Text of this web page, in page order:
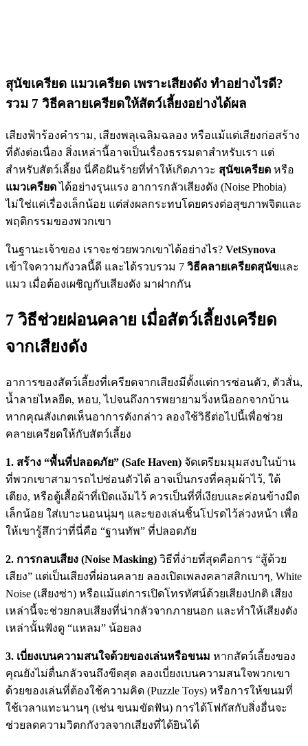
สุนัขเครียด แมวเครียด เพราะเสียงดัง ทำอย่างไรดี?
รวม 7 วิธีคลายเครียดให้สัตว์เลี้ยงอย่างได้ผล
เสียงฟ้าร้องคำราม, เสียงพลุเฉลิมฉลอง หรือแม้แต่เสียงก่อสร้าง
ที่ดังต่อเนื่อง สิ่งเหล่านี้อาจเป็นเรื่องธรรมดาสำหรับเรา แต่
สำหรับสัตว์เลี้ยง นี่คือฝันร้ายที่ทำให้เกิดภาวะ สุนัขเครียด หรือ
แมวเครียดได้อย่างรุนแรง อาการกลัวเสียงดัง (Noise Phobia)
ไม่ใช่แค่เรื่องเล็กน้อย แต่ส่งผลกระทบโดยตรงต่อสุขภาพจิตและ
พฤติกรรมของพวกเขา
ในฐานะเจ้าของ เราจะช่วยพวกเขาได้อย่างไร? VetSynova
เข้าใจความกังวลนี้ดี และได้รวบรวม 7 วิธีคลายเครียดสุนัขและ
แมว เมื่อต้องเผชิญกับเสียงดัง มาฝากกัน
7 วิธีช่วยผ่อนคลาย เมื่อสัตว์เลี้ยงเครียด
จากเสียงดัง
อาการของสัตว์เลี้ยงที่เครียดจากเสียงมีตั้งแต่การซ่อนตัว, ตัวสั่น,
น้ำลายไหลยืด, หอบ, ไปจนถึงการพยายามวิ่งหนีออกจากบ้าน
หากคุณสังเกตเห็นอาการดังกล่าว ลองใช้วิธีต่อไปนี้เพื่อช่วย
คลายเครียดให้กับสัตว์เลี้ยง
1. สร้าง “พื้นที่ปลอดภัย” (Safe Haven) จัดเตรียมมุมสงบในบ้าน
ที่พวกเขาสามารถไปซ่อนตัวได้ อาจเป็นกรงที่คลุมผ้าไว้, ใต้
เตียง, หรือตู้เสื้อผ้าที่เปิดแง้มไว้ ควรเป็นที่ที่เงียบและค่อนข้างมืด
เล็กน้อย ใส่เบาะนอนนุ่มๆ และของเล่นชิ้นโปรดไว้ล่วงหน้า เพื่อ
ให้เขารู้สึกว่าที่นี่คือ “ฐานทัพ” ที่ปลอดภัย
2. การกลบเสียง (Noise Masking) วิธีที่ง่ายที่สุดคือการ “สู้ด้วย
เสียง” แต่เป็นเสียงที่ผ่อนคลาย ลองเปิดเพลงคลาสสิกเบาๆ, White
Noise (เสียงซ่า) หรือแม้แต่การเปิดโทรทัศน์ด้วยเสียงปกติ เสียง
เหล่านี้จะช่วยกลบเสียงที่น่ากลัวจากภายนอก และทำให้เสียงดัง
เหล่านั้นฟังดู “แหลม” น้อยลง
3. เบี่ยงเบนความสนใจด้วยของเล่นหรือขนม หากสัตว์เลี้ยงของ
คุณยังไม่ตื่นกลัวจนถึงขีดสุด ลองเบี่ยงเบนความสนใจพวกเขา
ด้วยของเล่นที่ต้องใช้ความคิด (Puzzle Toys) หรือการให้ขนมที่
ใช้เวลาแทะนานๆ (เช่น ขนมขัดฟัน) การได้โฟกัสกับสิ่งอื่นจะ
ช่วยลดความวิตกกังวลจากเสียงที่ได้ยินได้